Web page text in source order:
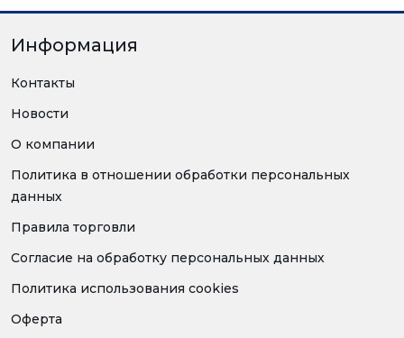
Информация
Контакты
Новости
О компании
Политика в отношении обработки персональных
данных
Правила торговли
Согласие на обработку персональных данных
Политика использования cookies
Оферта